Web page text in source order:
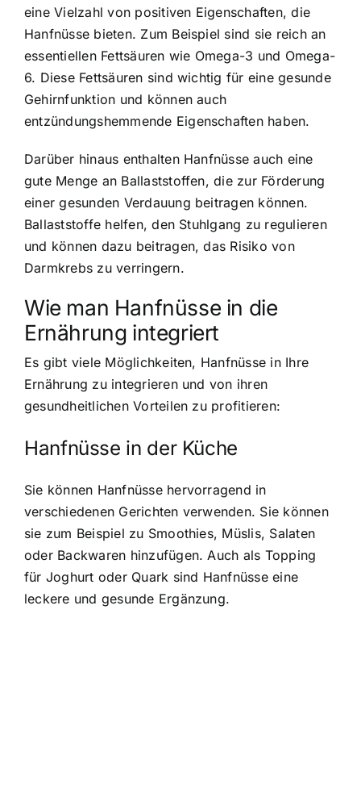
eine Vielzahl von positiven Eigenschaften, die
Hanfnüsse bieten. Zum Beispiel sind sie reich an
essentiellen Fettsäuren wie Omega-3 und Omega-
6. Diese Fettsäuren sind wichtig für eine gesunde
Gehirnfunktion und können auch
entzündungshemmende Eigenschaften haben.
Darüber hinaus enthalten Hanfnüsse auch eine
gute Menge an Ballaststoffen, die zur Förderung
einer gesunden Verdauung beitragen können.
Ballaststoffe helfen, den Stuhlgang zu regulieren
und können dazu beitragen, das Risiko von
Darmkrebs zu verringern.
Wie man Hanfnüsse in die
Ernährung integriert
Es gibt viele Möglichkeiten, Hanfnüsse in Ihre
Ernährung zu integrieren und von ihren
gesundheitlichen Vorteilen zu profitieren:
Hanfnüsse in der Küche
Sie können Hanfnüsse hervorragend in
verschiedenen Gerichten verwenden. Sie können
sie zum Beispiel zu Smoothies, Müslis, Salaten
oder Backwaren hinzufügen. Auch als Topping
für Joghurt oder Quark sind Hanfnüsse eine
leckere und gesunde Ergänzung.